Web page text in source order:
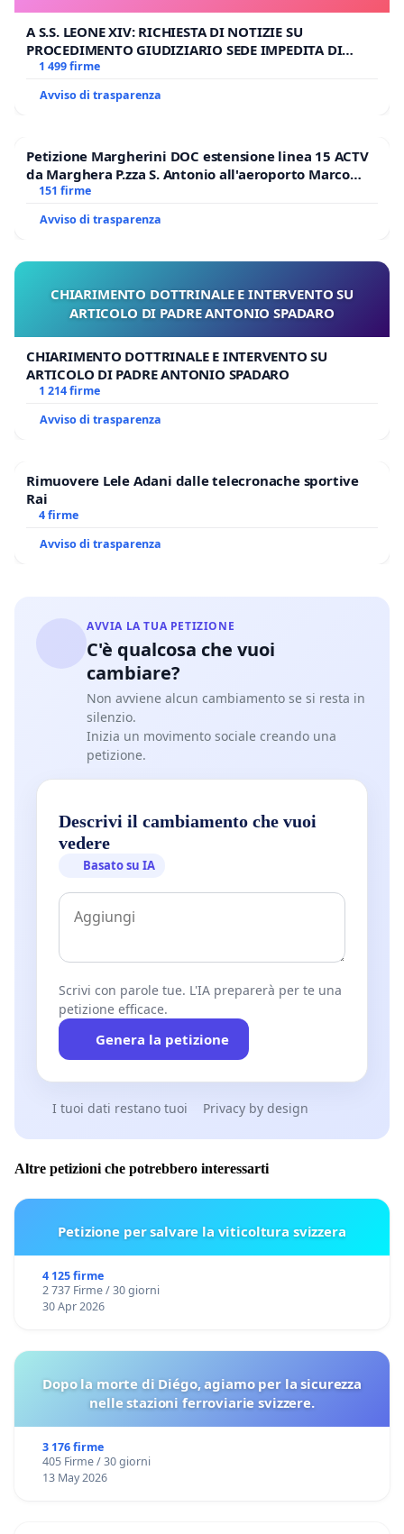
A S.S. LEONE XIV: RICHIESTA DI NOTIZIE SU
PROCEDIMENTO GIUDIZIARIO SEDE IMPEDITA DI
BENEDETTO XVI
1 499 firme
Avviso di trasparenza
Petizione Margherini DOC estensione linea 15 ACTV
da Marghera P.zza S. Antonio all'aeroporto Marco
Polo tariffa a € 1,50
151 firme
Avviso di trasparenza
CHIARIMENTO DOTTRINALE E INTERVENTO SU
ARTICOLO DI PADRE ANTONIO SPADARO
CHIARIMENTO DOTTRINALE E INTERVENTO SU
ARTICOLO DI PADRE ANTONIO SPADARO
1 214 firme
Avviso di trasparenza
Rimuovere Lele Adani dalle telecronache sportive
Rai
4 firme
Avviso di trasparenza
AVVIA LA TUA PETIZIONE
C'è qualcosa che vuoi
cambiare?
Non avviene alcun cambiamento se si resta in
silenzio.
Inizia un movimento sociale creando una
petizione.
Descrivi il cambiamento che vuoi
vedere
Basato su IA
Scrivi con parole tue. L'IA preparerà per te una
petizione efficace.
Genera la petizione
I tuoi dati restano tuoi Privacy by design
Altre petizioni che potrebbero interessarti
Petizione per salvare la viticoltura svizzera
4 125 firme
2 737 Firme / 30 giorni
30 Apr 2026
Dopo la morte di Diégo, agiamo per la sicurezza
nelle stazioni ferroviarie svizzere.
3 176 firme
405 Firme / 30 giorni
13 May 2026